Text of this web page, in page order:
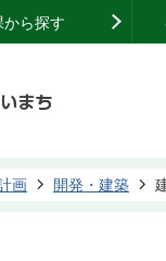
から探す
画 開発・建築